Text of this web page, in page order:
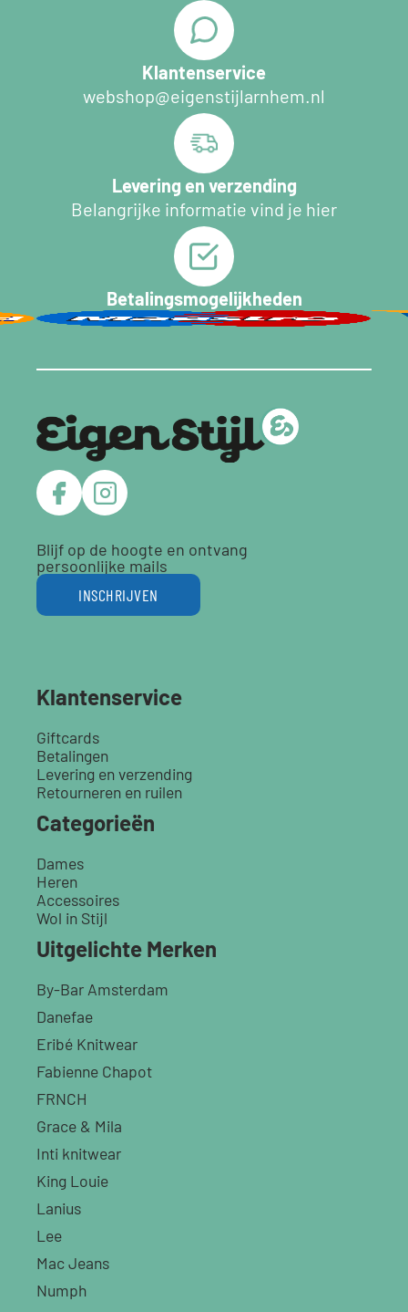
Klantenservice
webshop@eigenstijlarnhem.nl
Levering en verzending
Belangrijke informatie vind je hier
Betalingsmogelijkheden
Blijf op de hoogte en ontvang
persoonlijke mails
INSCHRIJVEN
Klantenservice
Giftcards
Betalingen
Levering en verzending
Retourneren en ruilen
Categorieën
Dames
Heren
Accessoires
Wol in Stijl
Uitgelichte Merken
By-Bar Amsterdam
Danefae
Eribé Knitwear
Fabienne Chapot
FRNCH
Grace & Mila
Inti knitwear
King Louie
Lanius
Lee
Mac Jeans
Numph